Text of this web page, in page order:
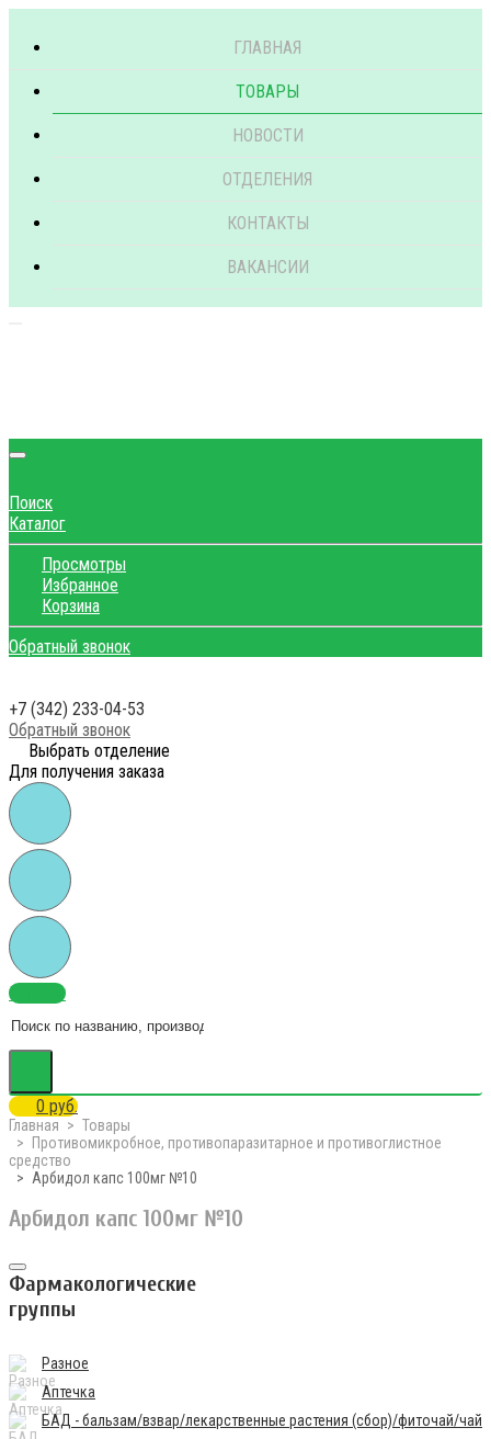
ГЛАВНАЯ
ТОВАРЫ
НОВОСТИ
ОТДЕЛЕНИЯ
КОНТАКТЫ
ВАКАНСИИ
Поиск
Каталог
Просмотры
Избранное
Корзина
Обратный звонок
+7 (342) 233-04-53
Обратный звонок
Выбрать отделение
Для получения заказа
Каталог
0 руб.
Главная
Товары
Противомикробное, противопаразитарное и противоглистное
средство
Арбидол капс 100мг №10
Арбидол капс 100мг №10
Фармакологические
группы
Разное
Аптечка
БАД - бальзам/взвар/лекарственные растения (сбор)/фиточай/чай